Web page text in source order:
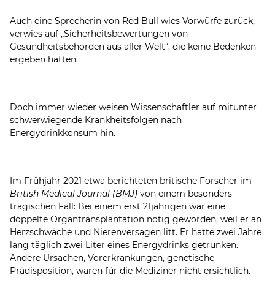
Auch eine Sprecherin von Red Bull wies Vorwürfe zurück,
verwies auf „Sicherheitsbewertungen von
Gesundheitsbehörden aus aller Welt“, die keine Bedenken
ergeben hätten.
Doch immer wieder weisen Wissenschaftler auf mitunter
schwerwiegende Krankheitsfolgen nach
Energydrinkkonsum hin.
Im Frühjahr 2021 etwa berichteten britische Forscher im
British Medical Journal (BMJ) von einem besonders
tragischen Fall: Bei einem erst 21jährigen war eine
doppelte Organtransplantation nötig geworden, weil er an
Herzschwäche und Nierenversagen litt. Er hatte zwei Jahre
lang täglich zwei Liter eines Energydrinks getrunken.
Andere Ursachen, Vorerkrankungen, genetische
Prädisposition, waren für die Mediziner nicht ersichtlich.